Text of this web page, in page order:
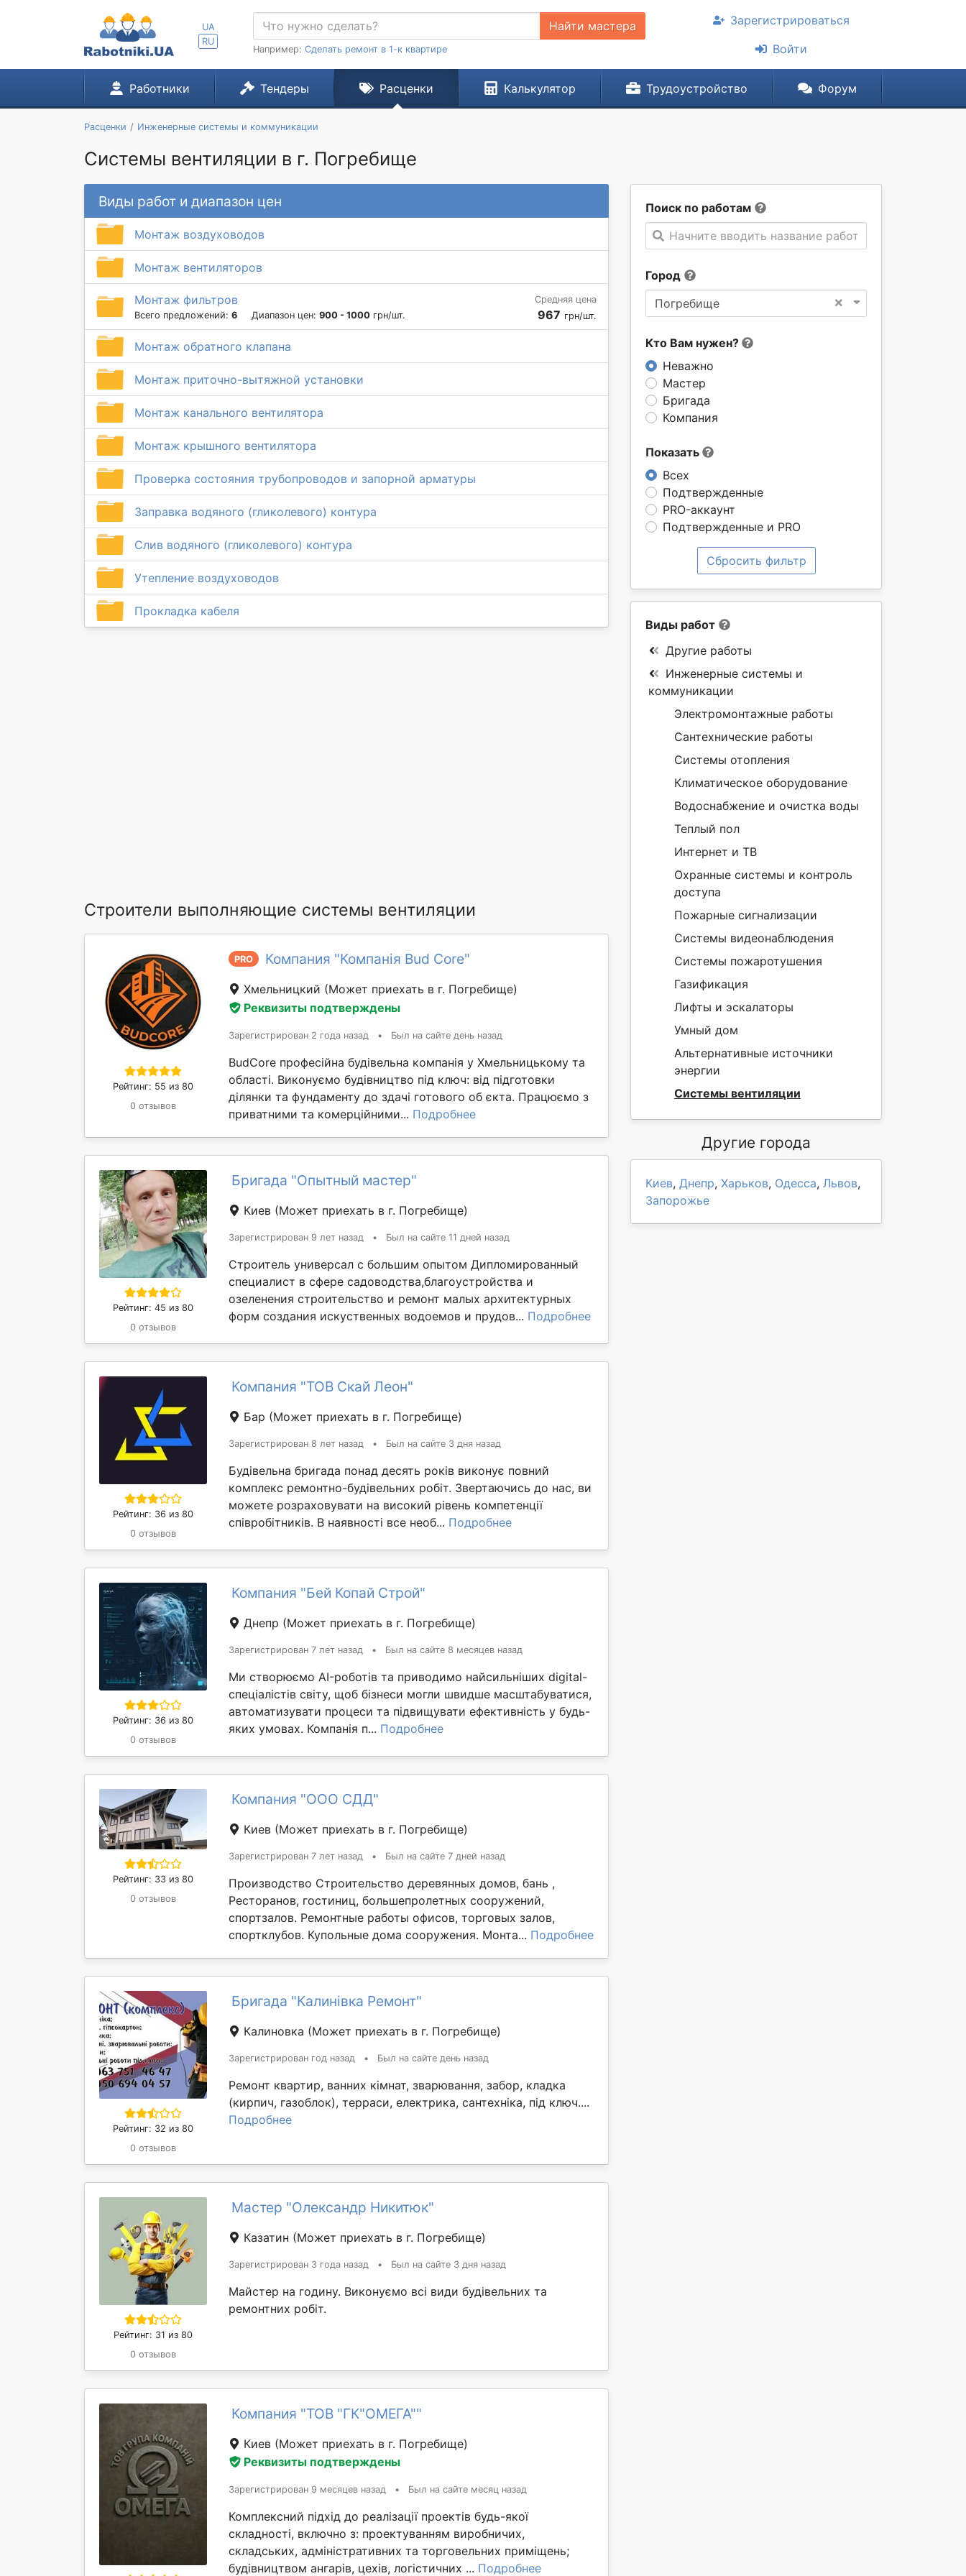
UA
RU
Найти мастера
Например: Сделать ремонт в 1-к квартире
Зарегистрироваться
Войти
Работники Тендеры Расценки Калькулятор Трудоустройство Форум
Расценки Инженерные системы и коммуникации
Системы вентиляции в г. Погребище
Поиск по работам
Начните вводить название работы
Город
×
Погребище
Кто Вам нужен?
Неважно
Мастер
Бригада
Компания
Показать
Всех
Подтвержденные
PRO-аккаунт
Подтвержденные и PRO
Сбросить фильтр
Виды работ и диапазон цен
Монтаж воздуховодов
Монтаж вентиляторов
Монтаж фильтров
Всего предложений: 6 Диапазон цен: 900 - 1000 грн/шт.
Средняя цена
967 грн/шт.
Монтаж обратного клапана
Монтаж приточно-вытяжной установки
Монтаж канального вентилятора
Монтаж крышного вентилятора
Проверка состояния трубопроводов и запорной арматуры
Заправка водяного (гликолевого) контура
Слив водяного (гликолевого) контура
Утепление воздуховодов
Прокладка кабеля
Строители выполняющие системы вентиляции
Рейтинг: 55 из 80
0 отзывов
PRO Компания "Компанія Bud Core"
Хмельницкий (Может приехать в г. Погребище)
Реквизиты подтверждены
Зарегистрирован 2 года назад • Был на сайте день назад
BudCore професійна будівельна компанія у Хмельницькому та
області. Виконуємо будівництво під ключ: від підготовки
ділянки та фундаменту до здачі готового об єкта. Працюємо з
приватними та комерційними... Подробнее
Рейтинг: 45 из 80
0 отзывов
Бригада "Опытный мастер"
Киев (Может приехать в г. Погребище)
Зарегистрирован 9 лет назад • Был на сайте 11 дней назад
Строитель универсал с большим опытом Дипломированный
специалист в сфере садоводства,благоустройства и
озеленения строительство и ремонт малых архитектурных
форм создания искуственных водоемов и прудов... Подробнее
Рейтинг: 36 из 80
0 отзывов
Компания "ТОВ Скай Леон"
Бар (Может приехать в г. Погребище)
Зарегистрирован 8 лет назад • Был на сайте 3 дня назад
Будівельна бригада понад десять років виконує повний
комплекс ремонтно-будівельних робіт. Звертаючись до нас, ви
можете розраховувати на високий рівень компетенції
співробітників. В наявності все необ... Подробнее
Рейтинг: 36 из 80
0 отзывов
Компания "Бей Копай Строй"
Днепр (Может приехать в г. Погребище)
Зарегистрирован 7 лет назад • Был на сайте 8 месяцев назад
Ми створюємо AI-роботів та приводимо найсильніших digital-
спеціалістів світу, щоб бізнеси могли швидше масштабуватися,
автоматизувати процеси та підвищувати ефективність у будь-
яких умовах. Компанія п... Подробнее
Рейтинг: 33 из 80
0 отзывов
Компания "OOO СДД"
Киев (Может приехать в г. Погребище)
Зарегистрирован 7 лет назад • Был на сайте 7 дней назад
Производство Строительство деревянных домов, бань ,
Ресторанов, гостиниц, большепролетных сооружений,
спортзалов. Ремонтные работы офисов, торговых залов,
спортклубов. Купольные дома сооружения. Монта... Подробнее
Рейтинг: 32 из 80
0 отзывов
Бригада "Калинівка Ремонт"
Калиновка (Может приехать в г. Погребище)
Зарегистрирован год назад • Был на сайте день назад
Ремонт квартир, ванних кімнат, зварювання, забор, кладка
(кирпич, газоблок), терраси, електрика, сантехніка, під ключ....
Подробнее
Рейтинг: 31 из 80
0 отзывов
Мастер "Олександр Никитюк"
Казатин (Может приехать в г. Погребище)
Зарегистрирован 3 года назад • Был на сайте 3 дня назад
Майстер на годину. Виконуємо всі види будівельних та
ремонтних робіт.
Компания "ТОВ "ГК"ОМЕГА""
Киев (Может приехать в г. Погребище)
Реквизиты подтверждены
Зарегистрирован 9 месяцев назад • Был на сайте месяц назад
Комплексний підхід до реалізації проектів будь-якої
складності, включно з: проектуванням виробничих,
складських, адміністративних та торговельних приміщень;
будівництвом ангарів, цехів, логістичних ... Подробнее
Виды работ
Другие работы
Инженерные системы и
коммуникации
Электромонтажные работы
Сантехнические работы
Системы отопления
Климатическое оборудование
Водоснабжение и очистка воды
Теплый пол
Интернет и ТВ
Охранные системы и контроль
доступа
Пожарные сигнализации
Системы видеонаблюдения
Системы пожаротушения
Газификация
Лифты и эскалаторы
Умный дом
Альтернативные источники
энергии
Системы вентиляции
Другие города
Киев, Днепр, Харьков, Одесса, Львов,
Запорожье